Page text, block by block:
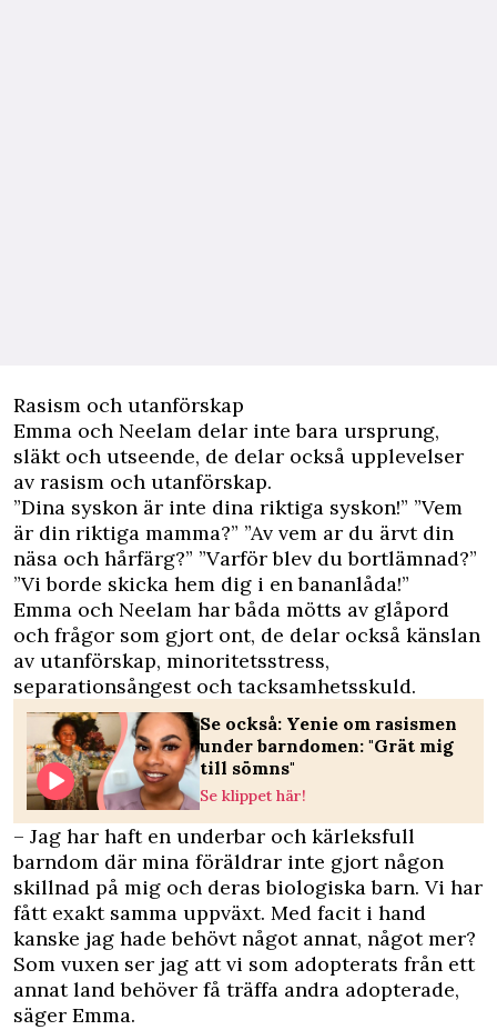
Rasism och utanförskap
Emma och Neelam delar inte bara ursprung,
släkt och utseende, de delar också upplevelser
av rasism och utanförskap.
”Dina syskon är inte dina riktiga syskon!” ”Vem
är din riktiga mamma?” ”Av vem ar du ärvt din
näsa och hårfärg?” ”Varför blev du bortlämnad?”
”Vi borde skicka hem dig i en bananlåda!”
Emma och Neelam har båda mötts av glåpord
och frågor som gjort ont, de delar också känslan
av utanförskap, minoritetsstress,
separationsångest och tacksamhetsskuld.
Se också: Yenie om rasismen
under barndomen: "Grät mig
till sömns"
Se klippet här!
– Jag har haft en underbar och kärleksfull
barndom där mina föräldrar inte gjort någon
skillnad på mig och deras biologiska barn. Vi har
fått exakt samma uppväxt. Med facit i hand
kanske jag hade behövt något annat, något mer?
Som vuxen ser jag att vi som adopterats från ett
annat land behöver få träffa andra adopterade,
säger Emma.